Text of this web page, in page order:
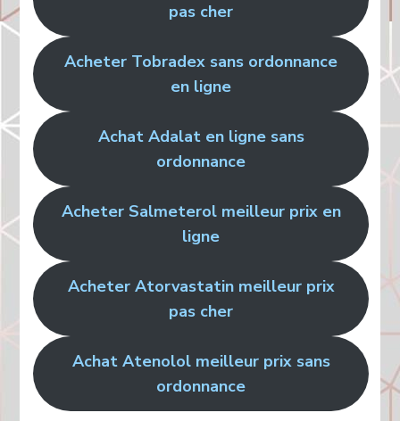
pas cher
Acheter Tobradex sans ordonnance
en ligne
Achat Adalat en ligne sans
ordonnance
Acheter Salmeterol meilleur prix en
ligne
Acheter Atorvastatin meilleur prix
pas cher
Achat Atenolol meilleur prix sans
ordonnance